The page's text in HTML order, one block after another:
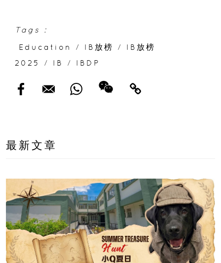
Tags :
Education
/ IB放榜 /
IB放榜
2025
/ IB / IBDP
最新文章